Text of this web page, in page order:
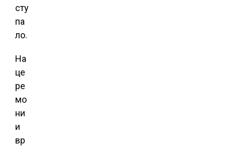
сту
па
ло.
На
це
ре
мо
ни
и
вр